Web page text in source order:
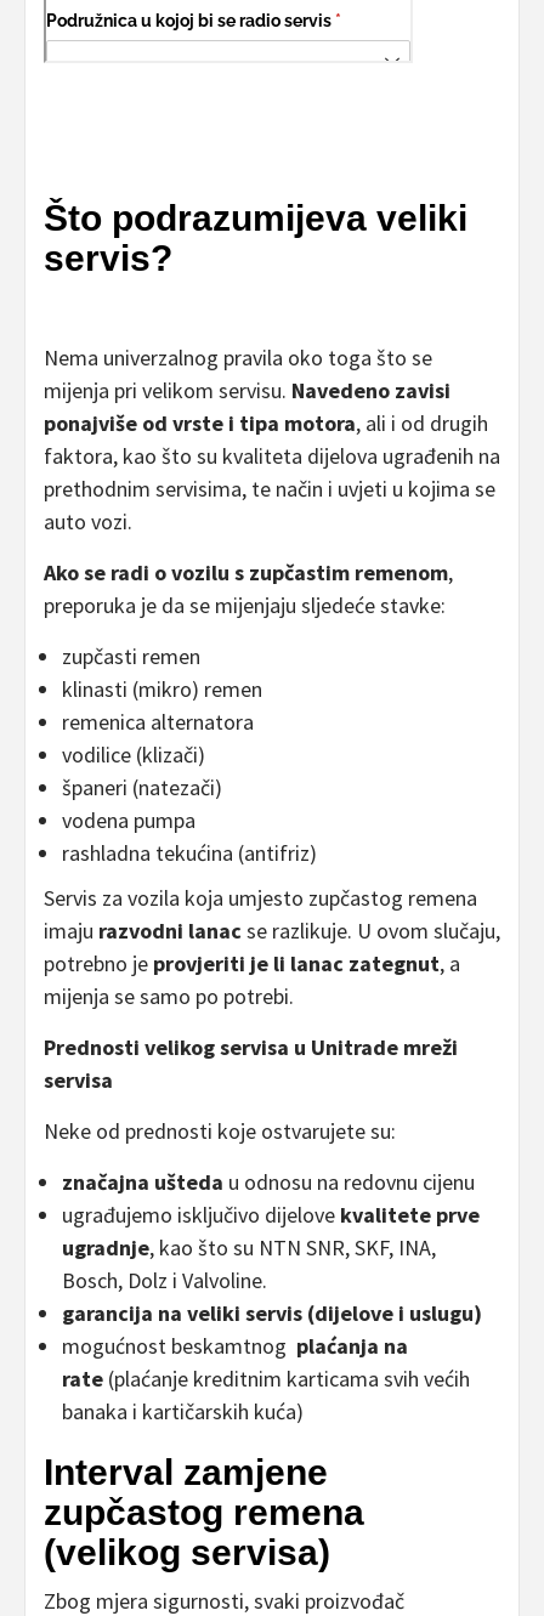
Što podrazumijeva veliki
servis?
Nema univerzalnog pravila oko toga što se
mijenja pri velikom servisu. Navedeno zavisi
ponajviše od vrste i tipa motora, ali i od drugih
faktora, kao što su kvaliteta dijelova ugrađenih na
prethodnim servisima, te način i uvjeti u kojima se
auto vozi.
Ako se radi o vozilu s zupčastim remenom,
preporuka je da se mijenjaju sljedeće stavke:
zupčasti remen
klinasti (mikro) remen
remenica alternatora
vodilice (klizači)
španeri (natezači)
vodena pumpa
rashladna tekućina (antifriz)
Servis za vozila koja umjesto zupčastog remena
imaju razvodni lanacse razlikuje. U ovom slučaju,
potrebno je provjeriti je li lanac zategnut, a
mijenja se samo po potrebi.
Prednosti velikog servisa u Unitrade mreži
servisa
Neke od prednosti koje ostvarujete su:
značajna ušteda u odnosu na redovnu cijenu
ugrađujemo isključivo dijelove kvalitete prve
ugradnje, kao što su NTN SNR, SKF, INA,
Bosch, Dolz i Valvoline.
garancija na veliki servis (dijelove i uslugu)
mogućnost beskamtnog plaćanja na
rate (plaćanje kreditnim karticama svih većih
banaka i kartičarskih kuća)
Interval zamjene
zupčastog remena
(velikog servisa)
Zbog mjera sigurnosti, svaki proizvođač